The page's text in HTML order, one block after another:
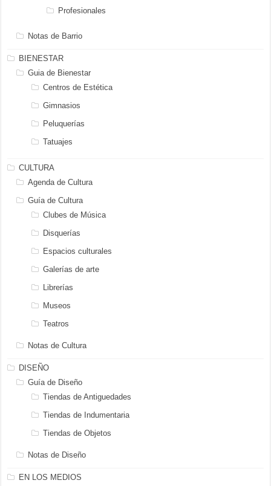
Profesionales
Notas de Barrio
BIENESTAR
Guia de Bienestar
Centros de Estética
Gimnasios
Peluquerías
Tatuajes
CULTURA
Agenda de Cultura
Guía de Cultura
Clubes de Música
Disquerías
Espacios culturales
Galerías de arte
Librerías
Museos
Teatros
Notas de Cultura
DISEÑO
Guía de Diseño
Tiendas de Antiguedades
Tiendas de Indumentaria
Tiendas de Objetos
Notas de Diseño
EN LOS MEDIOS